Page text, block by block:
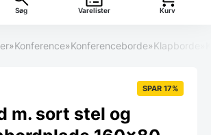
Søg Varelister Kurv
»Konference»Konferenceborde»Klapborde
SPAR 17%
m. sort stel og